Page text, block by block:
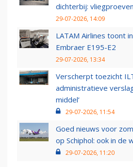
dichterbij:
29-07-2026, 14:09
LATAM Airlines toont
Embraer E195-E2
29-07-2026, 13:34
Verscherpt toezicht
administratieve
middel’
29-07-2026, 11:54
Goed nieuws voor
op Schiphol: ook in de
29-07-2026, 11:20